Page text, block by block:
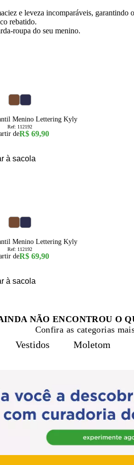
e leveza incomparáveis,
rebatido.
roupa do seu menino.
Menino Lettering Kyly
Ref: 112192
deR$ 69,90
à sacola
Menino Lettering Kyly
Ref: 112192
deR$ 69,90
à sacola
NÃO ENCONTROU O
Confira as categorias
Vestidos Moletom